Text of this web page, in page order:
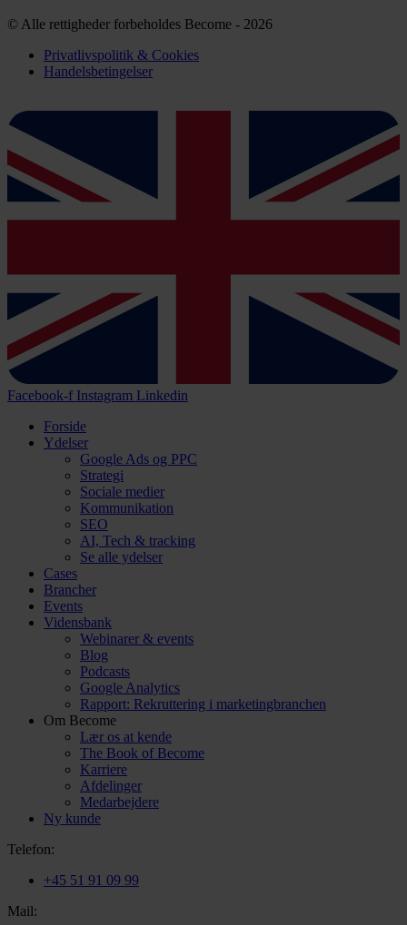
© Alle rettigheder forbeholdes Become - 2026
Privatlivspolitik & Cookies
Handelsbetingelser
Facebook-f Instagram Linkedin
Forside
Ydelser
Google Ads og PPC
Strategi
Sociale medier
Kommunikation
SEO
AI, Tech & tracking
Se alle ydelser
Cases
Brancher
Events
Vidensbank
Webinarer & events
Blog
Podcasts
Google Analytics
Rapport: Rekruttering i marketingbranchen
Om Become
Lær os at kende
The Book of Become
Karriere
Afdelinger
Medarbejdere
Ny kunde
Telefon:
+45 51 91 09 99
Mail: